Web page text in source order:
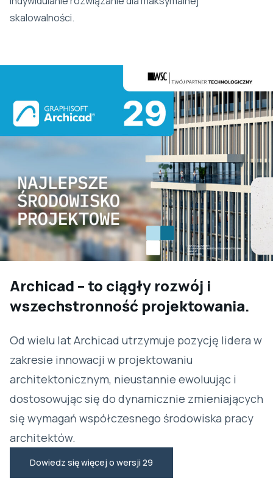
skalowalności.
Archicad – to ciągły rozwój i
wszechstronność projektowania.
Od wielu lat Archicad utrzymuje pozycję lidera w
zakresie innowacji w projektowaniu
architektonicznym, nieustannie ewoluując i
dostosowując się do dynamicznie zmieniających
się wymagań współczesnego środowiska pracy
architektów.
Dowiedz się więcej o wersji 29